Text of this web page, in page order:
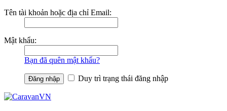
Tên tài khoản hoặc địa chỉ Email:
Mật khẩu:
Bạn đã quên mật khẩu?
Duy trì trạng thái đăng nhập